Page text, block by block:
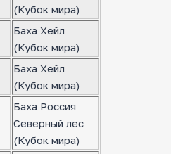
(Кубок мира)
Баха Хейл
(Кубок мира)
Баха Хейл
(Кубок мира)
Баха Россия
Северный лес
(Кубок мира)